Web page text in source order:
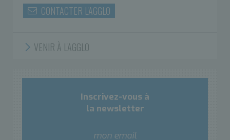
CONTACTER L'AGGLO
VENIR À L'AGGLO
Inscrivez-vous à
la newsletter